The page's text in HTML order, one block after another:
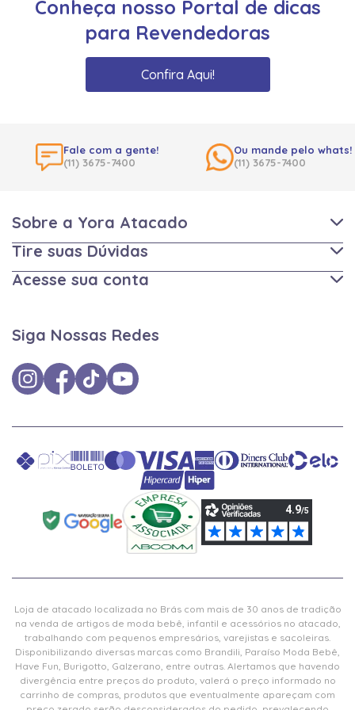
Conheça nosso Portal de dicas
para Revendedoras
Confira Aqui!
Fale com a gente!
(11) 3675-7400
Ou mande pelo whats!
(11) 3675-7400
Sobre a Yora Atacado
Tire suas Dúvidas
Acesse sua conta
Siga Nossas Redes
Loja de atacado localizada no Brás com mais de 30 anos de tradição
na venda de artigos de moda bebê, infantil e acessórios no atacado,
trabalhando com pequenos empresários, varejistas e sacoleiras.
Disponibilizando diversas marcas como Brandili, Paraíso Moda Bebê,
Have Fun, Burigotto, Galzerano, entre outras. Alertamos que havendo
divergência entre preços do produto, valerá o preço informado no
carrinho de compras, produtos que eventualmente apareçam com